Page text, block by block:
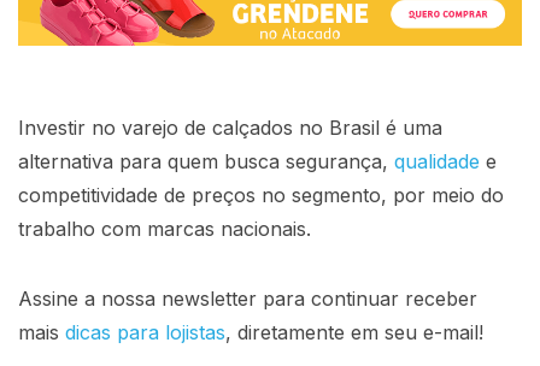
Investir no varejo de calçados no Brasil é uma
alternativa para quem busca segurança, qualidade e
competitividade de preços no segmento, por meio do
trabalho com marcas nacionais.
Assine a nossa newsletter para continuar receber
mais dicas para lojistas, diretamente em seu e-mail!